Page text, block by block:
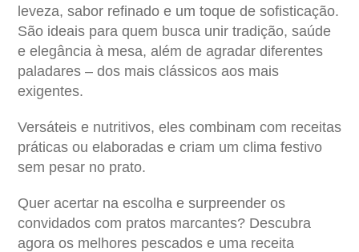
leveza, sabor refinado e um toque de sofisticação.
São ideais para quem busca unir tradição, saúde
e elegância à mesa, além de agradar diferentes
paladares – dos mais clássicos aos mais
exigentes.
Versáteis e nutritivos, eles combinam com receitas
práticas ou elaboradas e criam um clima festivo
sem pesar no prato.
Quer acertar na escolha e surpreender os
convidados com pratos marcantes? Descubra
agora os melhores pescados e uma receita